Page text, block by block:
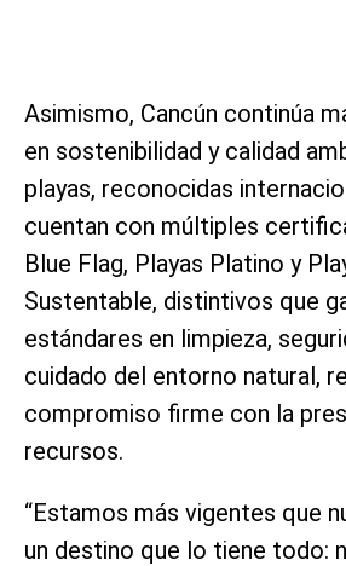
Asimismo, Cancún continúa
en sostenibilidad y calidad
playas, reconocidas
cuentan con múltiples
Blue Flag, Playas Platino y
Sustentable, distintivos que
estándares en limpieza,
cuidado del entorno natural,
compromiso firme con la
recursos.
“Estamos más vigentes que
un destino que lo tiene todo: